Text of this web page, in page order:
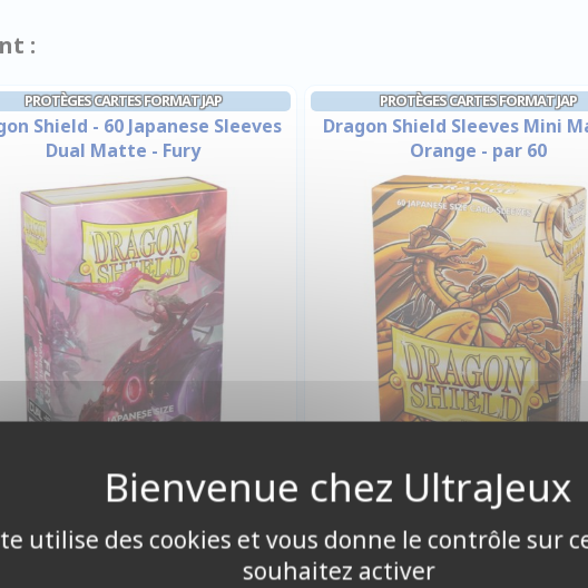
:
PROTÈGES CARTES FORMAT JAP
Shield - 60 Japanese Sleeves
Dual Matte - Fury
7,90 €
Disponible
PROTÈGES CARTES FORMAT JAP
Dragon Shield Sleeves Mini
Orange - par 60
7,00 €
Disponible
utilise des cookies et vous donne le contrôle sur
souhaitez activer